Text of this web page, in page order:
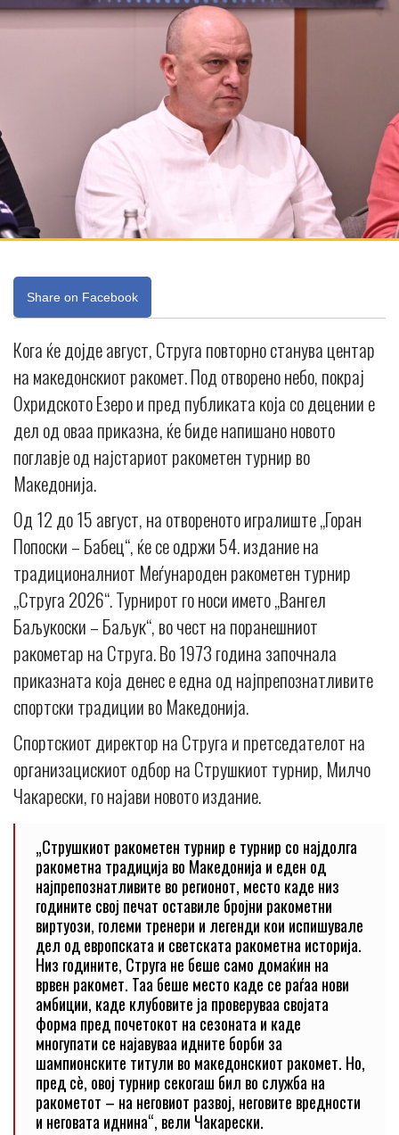
Share on Facebook
Кога ќе дојде август, Струга повторно станува центар
на македонскиот ракомет. Под отворено небо, покрај
Охридското Езеро и пред публиката која со децении е
дел од оваа приказна, ќе биде напишано новото
поглавје од најстариот ракометен турнир во
Македонија.
Од 12 до 15 август, на отвореното игралиште „Горан
Попоски – Бабец“, ќе се одржи 54. издание на
традиционалниот Меѓународен ракометен турнир
„Струга 2026“. Турнирот го носи името „Вангел
Баљукоски – Баљук“, во чест на поранешниот
ракометар на Струга. Во 1973 година започнала
приказната која денес е една од најпрепознатливите
спортски традиции во Македонија.
Спортскиот директор на Струга и претседателот на
организацискиот одбор на Струшкиот турнир, Милчо
Чакарески, го најави новото издание.
„Струшкиот ракометен турнир е турнир со најдолга
ракометна традиција во Македонија и еден од
најпрепознатливите во регионот, место каде низ
годините свој печат оставиле бројни ракометни
виртуози, големи тренери и легенди кои испишувале
дел од европската и светската ракометна историја.
Низ годините, Струга не беше само домаќин на
врвен ракомет. Таа беше место каде се раѓаа нови
амбиции, каде клубовите ја проверуваа својата
форма пред почетокот на сезоната и каде
многупати се најавуваа идните борби за
шампионските титули во македонскиот ракомет. Но,
пред сè, овој турнир секогаш бил во служба на
ракометот – на неговиот развој, неговите вредности
и неговата иднина“, вели Чакарески.